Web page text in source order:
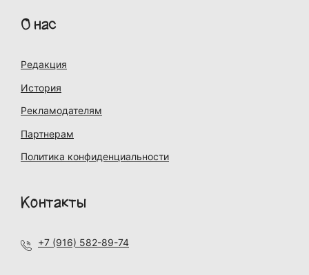
О нас
Редакция
История
Рекламодателям
Партнерам
Политика конфиденциальности
Контакты
+7 (916) 582-89-74